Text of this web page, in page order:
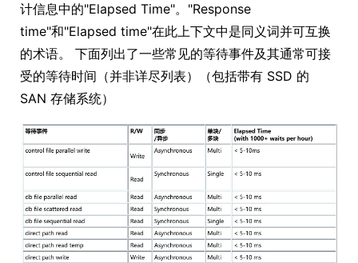
计信息中的"Elapsed Time"。"Response
time"和"Elapsed time"在此上下文中是同义词并可互换
的术语。 下面列出了一些常见的等待事件及其通常可接
受的等待时间（并非详尽列表）（包括带有 SSD 的
SAN 存储系统）